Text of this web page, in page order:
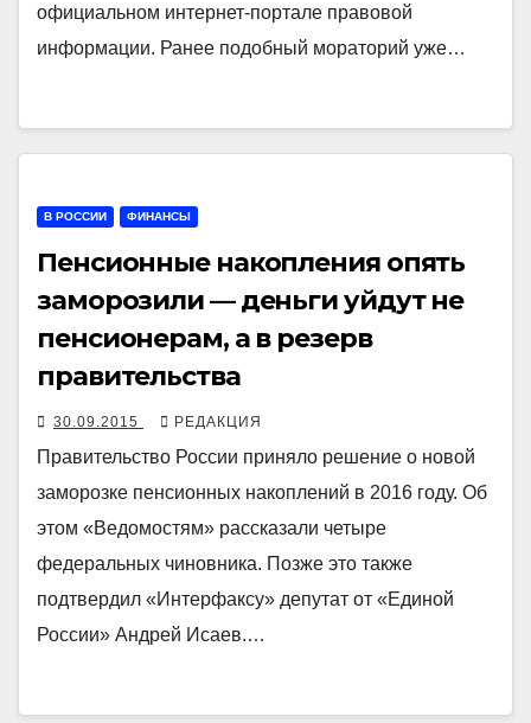
официальном интернет-портале правовой
информации. Ранее подобный мораторий уже…
В РОССИИ ФИНАНСЫ
Пенсионные накопления опять
заморозили — деньги уйдут не
пенсионерам, а в резерв
правительства
30.09.2015 РЕДАКЦИЯ
Правительство России приняло решение о новой
заморозке пенсионных накоплений в 2016 году. Об
этом «Ведомостям» рассказали четыре
федеральных чиновника. Позже это также
подтвердил «Интерфаксу» депутат от «Единой
России» Андрей Исаев.…